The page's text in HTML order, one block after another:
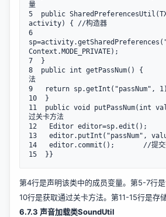
量
5  public
activity) { //构造器
6
Context.MODE_PRIVATE);
7  }
8  public int getPassNum() {
法
9   return sp.getInt("passNum",
10  }
11  public void putPassNum(int
过关卡方法
12   Editor editor=sp.edit();
13   editor.putInt("passNum",
14   editor.commit();       //提交
15  }}
第4行是声明该类中的成员变量。第5-7行
10行是获取通过关卡方法。第11-15行是存
6.7.3 声音加载类SoundUtil